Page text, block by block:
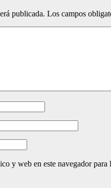
publicada. Los campos
y web en este navegador para